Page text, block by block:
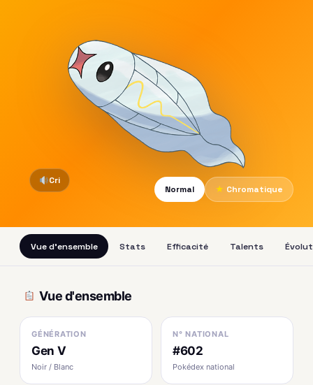
Cri
Normal
★ Chromatique
Vue d'ensemble Stats Efficacité Talents
Vue d'ensemble
GÉNÉRATION
Gen V
Noir / Blanc
N° NATIONAL
#602
Pokédex national